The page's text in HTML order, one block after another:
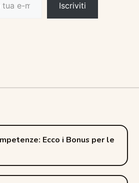
Iscriviti
Ecco i Bonus per le